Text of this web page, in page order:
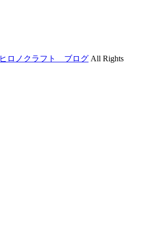
ヒロノクラフト ブログ All Rights